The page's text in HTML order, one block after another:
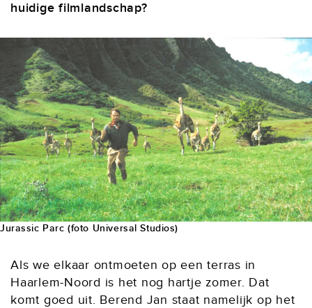
huidige filmlandschap?
Jurassic Parc (foto Universal Studios)
Als we elkaar ontmoeten op een terras in
Haarlem-Noord is het nog hartje zomer. Dat
komt goed uit. Berend Jan staat namelijk op het